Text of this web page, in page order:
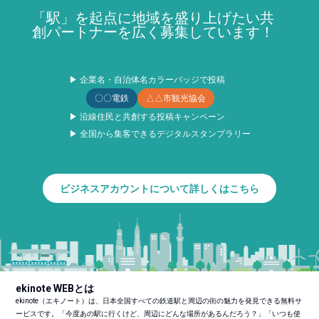
「駅」を起点に地域を盛り上げたい共
創パートナーを広く募集しています！
▶ 企業名・自治体名カラーバッジで投稿
〇〇電鉄
△△市観光協会
▶ 沿線住民と共創する投稿キャンペーン
▶ 全国から集客できるデジタルスタンプラリー
ビジネスアカウントについて詳しくはこちら
ekinote WEBとは
ekinote（エキノート）は、日本全国すべての鉄道駅と周辺の街の魅力を発見できる無料サ
ービスです。「今度あの駅に行くけど、周辺にどんな場所があるんだろう？」「いつも使